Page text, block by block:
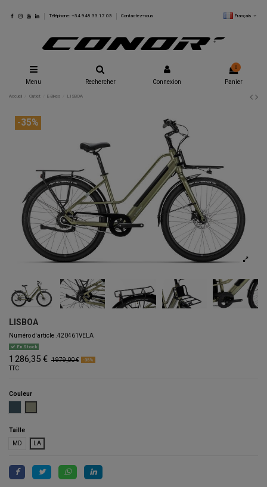
Téléphone: +34 948 33 17 03 Contactez-nous Français
Menu Rechercher Connexion
0
Panier
Accueil Outlet E-Bikes LISBOA
-35%
LISBOA
Numéro d'article .420461VELA
En Stock
1 286,35 € 1 979,00 € -35%
TTC
Couleur
Taille
MD
LA